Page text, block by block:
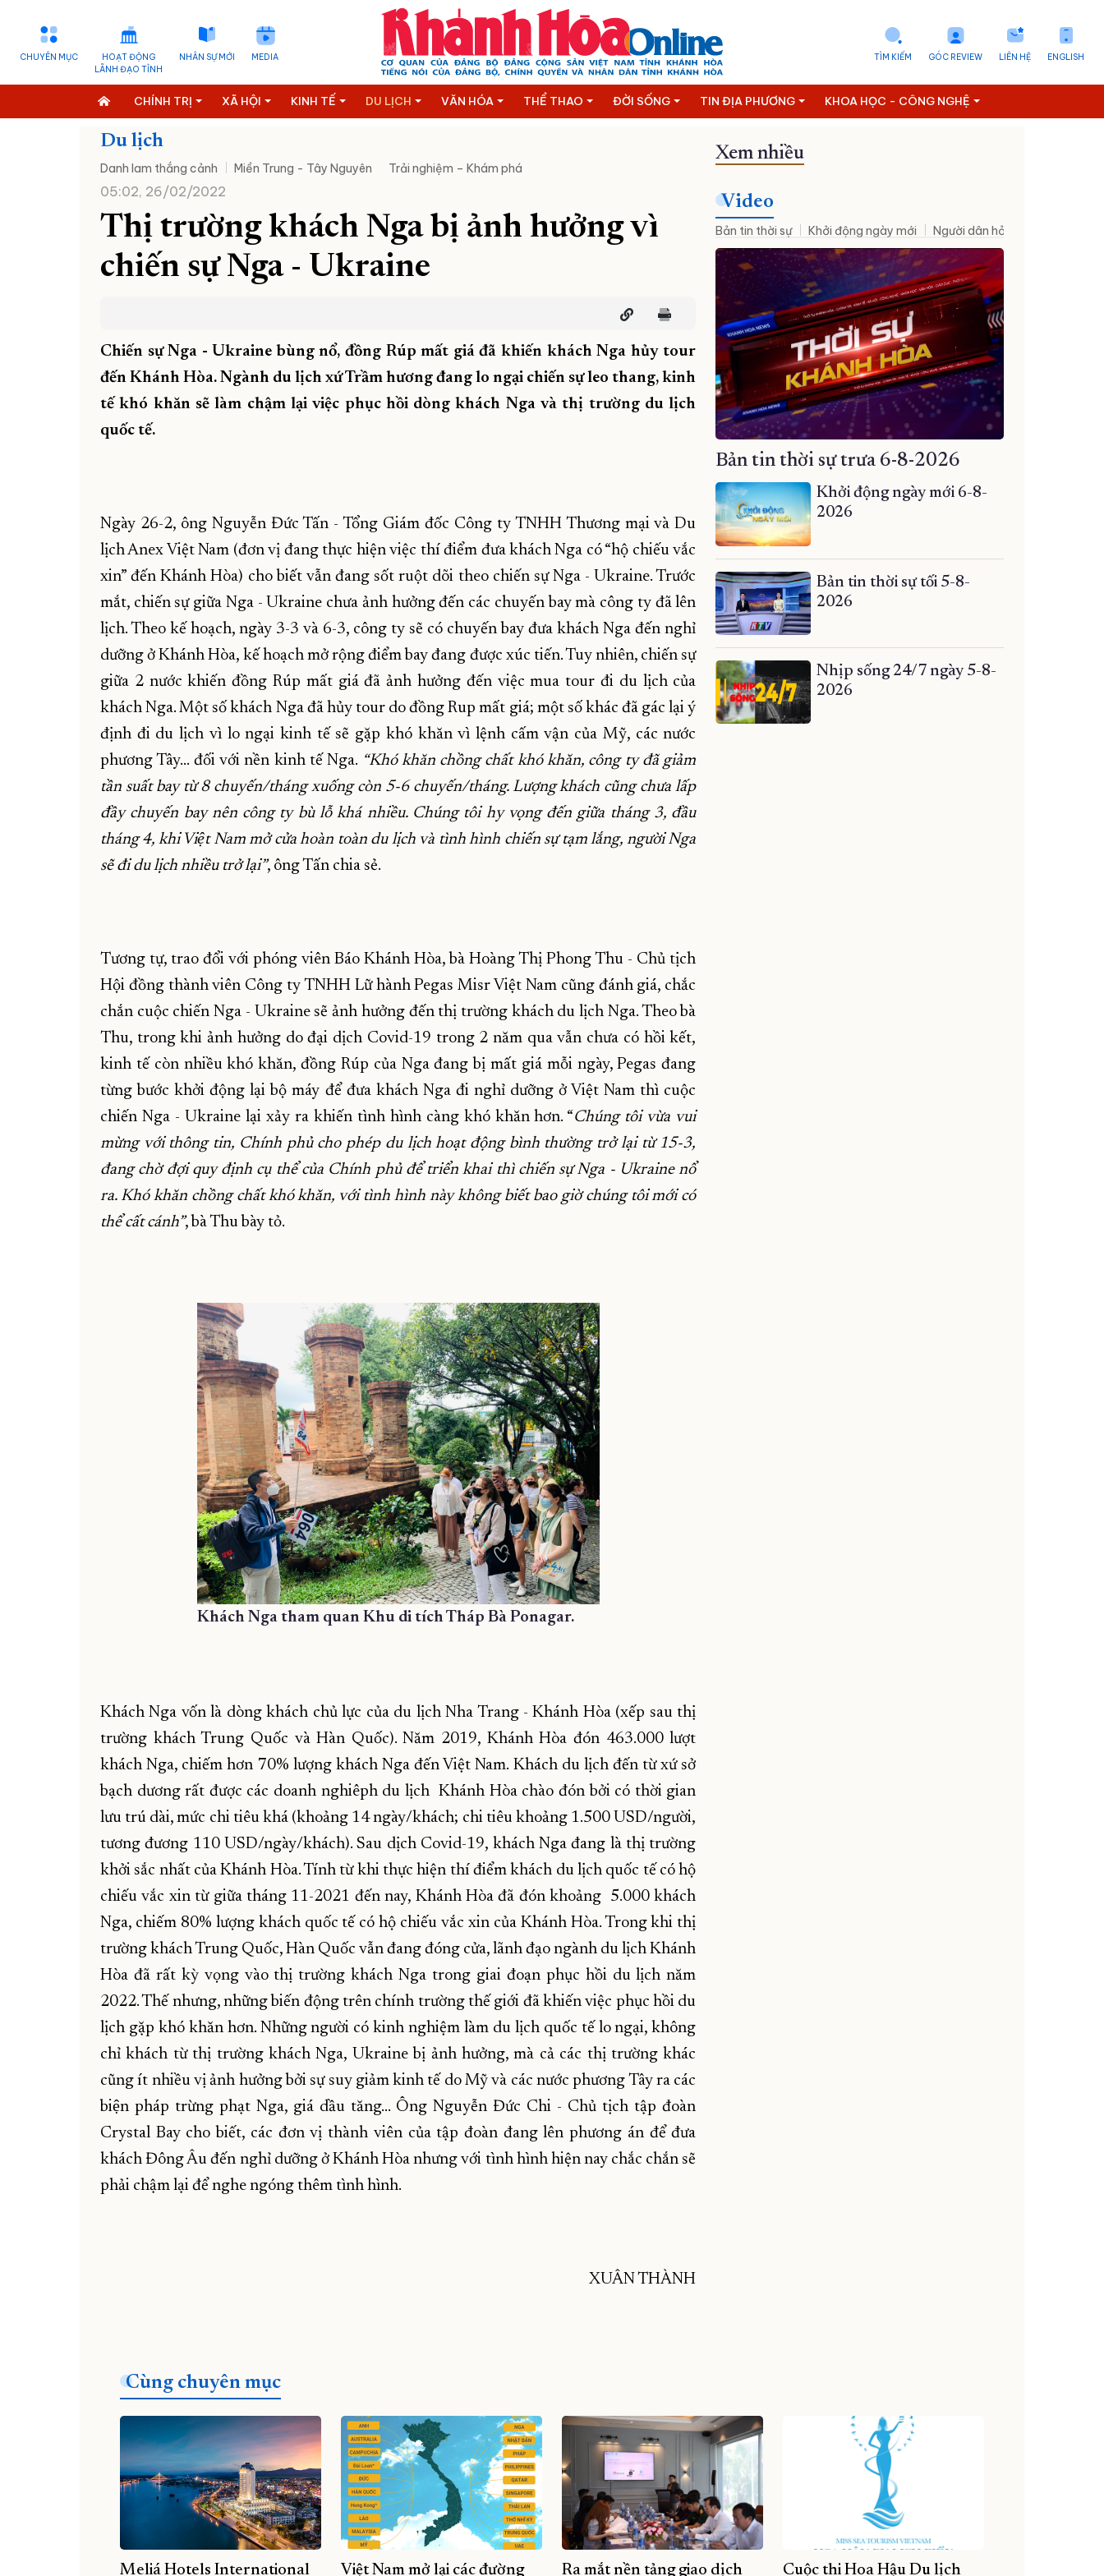
CHUYÊN MỤC
HOẠT ĐỘNG
LÃNH ĐẠO TỈNH
NHÂN SỰ MỚI MEDIA ENGLISH
LIÊN HỆ
GÓC REVIEW
TÌM KIẾM
CHÍNH TRỊ XÃ HỘI KINH TẾ DU LỊCH VĂN HÓA THỂ THAO ĐỜI SỐNG TIN ĐỊA PHƯƠNG KHOA HỌC - CÔNG NGHỆ
Du lịch
Danh lam thắng cảnh Miền Trung - Tây Nguyên Trải nghiệm – Khám phá
05:02, 26/02/2022
Thị trường khách Nga bị ảnh hưởng vì
chiến sự Nga - Ukraine
Chiến sự Nga - Ukraine bùng nổ, đồng Rúp mất giá đã khiến khách Nga hủy tour
đến Khánh Hòa. Ngành du lịch xứ Trầm hương đang lo ngại chiến sự leo thang, kinh
tế khó khăn sẽ làm chậm lại việc phục hồi dòng khách Nga và thị trường du lịch
quốc tế.
Ngày 26-2, ông Nguyễn Đức Tấn - Tổng Giám đốc Công ty TNHH Thương mại và Du
lịch Anex Việt Nam (đơn vị đang thực hiện việc thí điểm đưa khách Nga có “hộ chiếu vắc
xin” đến Khánh Hòa) cho biết vẫn đang sốt ruột dõi theo chiến sự Nga - Ukraine. Trước
mắt, chiến sự giữa Nga - Ukraine chưa ảnh hưởng đến các chuyến bay mà công ty đã lên
lịch. Theo kế hoạch, ngày 3-3 và 6-3, công ty sẽ có chuyến bay đưa khách Nga đến nghỉ
dưỡng ở Khánh Hòa, kế hoạch mở rộng điểm bay đang được xúc tiến. Tuy nhiên, chiến sự
giữa 2 nước khiến đồng Rúp mất giá đã ảnh hưởng đến việc mua tour đi du lịch của
khách Nga. Một số khách Nga đã hủy tour do đồng Rup mất giá; một số khác đã gác lại ý
định đi du lịch vì lo ngại kinh tế sẽ gặp khó khăn vì lệnh cấm vận của Mỹ, các nước
phương Tây… đối với nền kinh tế Nga. “Khó khăn chồng chất khó khăn, công ty đã giảm
tần suất bay từ 8 chuyến/tháng xuống còn 5-6 chuyến/tháng. Lượng khách cũng chưa lấp
đầy chuyến bay nên công ty bù lỗ khá nhiều. Chúng tôi hy vọng đến giữa tháng 3, đầu
tháng 4, khi Việt Nam mở cửa hoàn toàn du lịch và tình hình chiến sự tạm lắng, người Nga
sẽ đi du lịch nhiều trở lại”, ông Tấn chia sẻ.
Tương tự, trao đổi với phóng viên Báo Khánh Hòa, bà Hoàng Thị Phong Thu - Chủ tịch
Hội đồng thành viên Công ty TNHH Lữ hành Pegas Misr Việt Nam cũng đánh giá, chắc
chắn cuộc chiến Nga - Ukraine sẽ ảnh hưởng đến thị trường khách du lịch Nga. Theo bà
Thu, trong khi ảnh hưởng do đại dịch Covid-19 trong 2 năm qua vẫn chưa có hồi kết,
kinh tế còn nhiều khó khăn, đồng Rúp của Nga đang bị mất giá mỗi ngày, Pegas đang
từng bước khởi động lại bộ máy để đưa khách Nga đi nghỉ dưỡng ở Việt Nam thì cuộc
chiến Nga - Ukraine lại xảy ra khiến tình hình càng khó khăn hơn. “Chúng tôi vừa vui
mừng với thông tin, Chính phủ cho phép du lịch hoạt động bình thường trở lại từ 15-3,
đang chờ đợi quy định cụ thể của Chính phủ để triển khai thì chiến sự Nga - Ukraine nổ
ra. Khó khăn chồng chất khó khăn, với tình hình này không biết bao giờ chúng tôi mới có
thể cất cánh”, bà Thu bày tỏ.
Khách Nga tham quan Khu di tích Tháp Bà Ponagar.
Khách Nga vốn là dòng khách chủ lực của du lịch Nha Trang - Khánh Hòa (xếp sau thị
trường khách Trung Quốc và Hàn Quốc). Năm 2019, Khánh Hòa đón 463.000 lượt
khách Nga, chiếm hơn 70% lượng khách Nga đến Việt Nam. Khách du lịch đến từ xứ sở
bạch dương rất được các doanh nghiêph du lịch Khánh Hòa chào đón bởi có thời gian
lưu trú dài, mức chi tiêu khá (khoảng 14 ngày/khách; chi tiêu khoảng 1.500 USD/người,
tương đương 110 USD/ngày/khách). Sau dịch Covid-19, khách Nga đang là thị trường
khởi sắc nhất của Khánh Hòa. Tính từ khi thực hiện thí điểm khách du lịch quốc tế có hộ
chiếu vắc xin từ giữa tháng 11-2021 đến nay, Khánh Hòa đã đón khoảng 5.000 khách
Nga, chiếm 80% lượng khách quốc tế có hộ chiếu vắc xin của Khánh Hòa. Trong khi thị
trường khách Trung Quốc, Hàn Quốc vẫn đang đóng cửa, lãnh đạo ngành du lịch Khánh
Hòa đã rất kỳ vọng vào thị trường khách Nga trong giai đoạn phục hồi du lịch năm
2022. Thế nhưng, những biến động trên chính trường thế giới đã khiến việc phục hồi du
lịch gặp khó khăn hơn. Những người có kinh nghiệm làm du lịch quốc tế lo ngại, không
chỉ khách từ thị trường khách Nga, Ukraine bị ảnh hưởng, mà cả các thị trường khác
cũng ít nhiều vị ảnh hưởng bởi sự suy giảm kinh tế do Mỹ và các nước phương Tây ra các
biện pháp trừng phạt Nga, giá dầu tăng... Ông Nguyễn Đức Chi - Chủ tịch tập đoàn
Crystal Bay cho biết, các đơn vị thành viên của tập đoàn đang lên phương án để đưa
khách Đông Âu đến nghỉ dưỡng ở Khánh Hòa nhưng với tình hình hiện nay chắc chắn sẽ
phải chậm lại để nghe ngóng thêm tình hình.
XUÂN THÀNH
Xem nhiều
Video
Bản tin thời sự Khởi động ngày mới Người dân hỏi – Cơ quan nhà
Bản tin thời sự trưa 6-8-2026
Khởi động ngày mới 6-8-
2026
Bản tin thời sự tối 5-8-
2026
Nhịp sống 24/7 ngày 5-8-
2026
Cùng chuyên mục
Meliá Hotels International Việt Nam mở lại các đường Ra mắt nền tảng giao dịch Cuộc thi Hoa Hậu Du lịch